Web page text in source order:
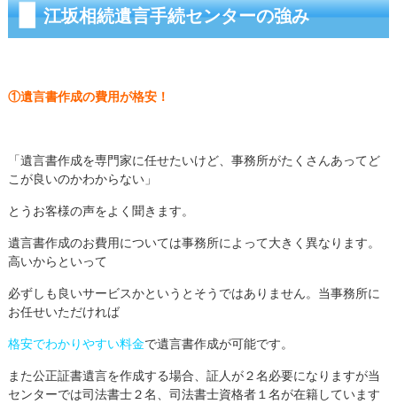
江坂相続遺言手続センターの強み
①遺言書作成の費用が格安！
「遺言書作成を専門家に任せたいけど、事務所がたくさんあってど
こが良いのかわからない」
とうお客様の声をよく聞きます。
遺言書作成のお費用については事務所によって大きく異なります。
高いからといって
必ずしも良いサービスかというとそうではありません。当事務所に
お任せいただければ
格安でわかりやすい料金で遺言書作成が可能です。
また公正証書遺言を作成する場合、証人が２名必要になりますが当
センターでは司法書士２名、司法書士資格者１名が在籍しています